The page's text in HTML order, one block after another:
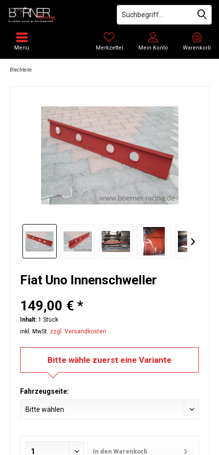
Warenkorb
Merkzettel Mein Konto
Menü
Blechteile
Fiat Uno Innenschweller
149,00 € *
Inhalt: 1 Stück
inkl. MwSt. zzgl. Versandkosten
Bitte wähle zuerst eine Variante
Fahrzeugseite:
In den Warenkorb